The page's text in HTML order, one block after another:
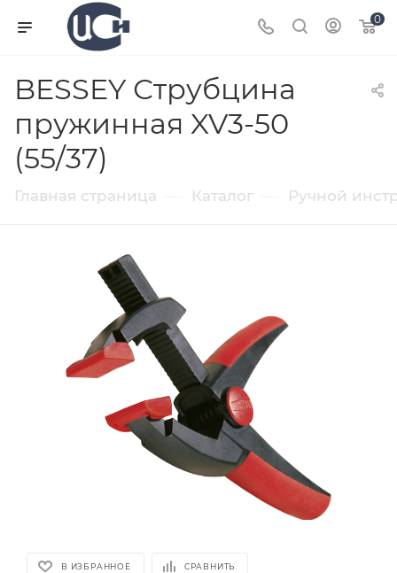
0
BESSEY Струбцина
пружинная XV3-50
(55/37)
Главная страница Каталог Ручной
В ИЗБРАННОЕ СРАВНИТЬ